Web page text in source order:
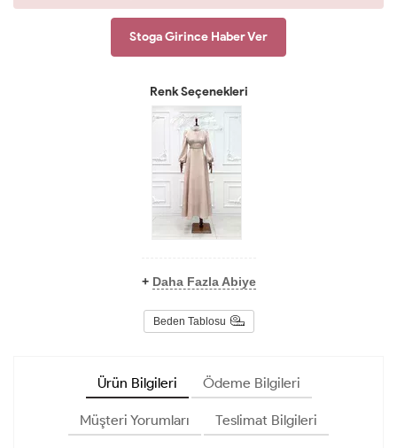
Stoga Girince Haber Ver
Renk Seçenekleri
+ Daha Fazla Abiye
Beden Tablosu
Ürün Bilgileri Ödeme Bilgileri
Müşteri Yorumları Teslimat Bilgileri